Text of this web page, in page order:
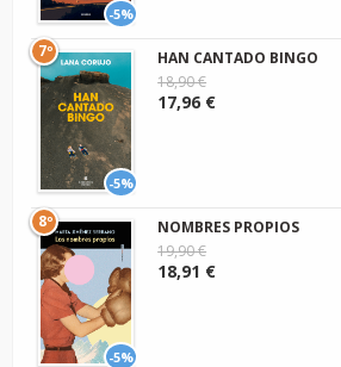
-5%
-5%
7º
HAN CANTADO BINGO
18,90 €
17,96 €
-5%
8º
NOMBRES PROPIOS
19,90 €
18,91 €